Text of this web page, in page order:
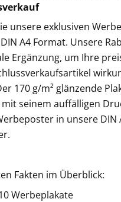
unsere exklusiven
A4 Format. Unsere
Ergänzung, um Ihre
170 g/m² glänzende
seinem auffälligen
in unsere DIN
Fakten im Überblick:
Werbeplakate